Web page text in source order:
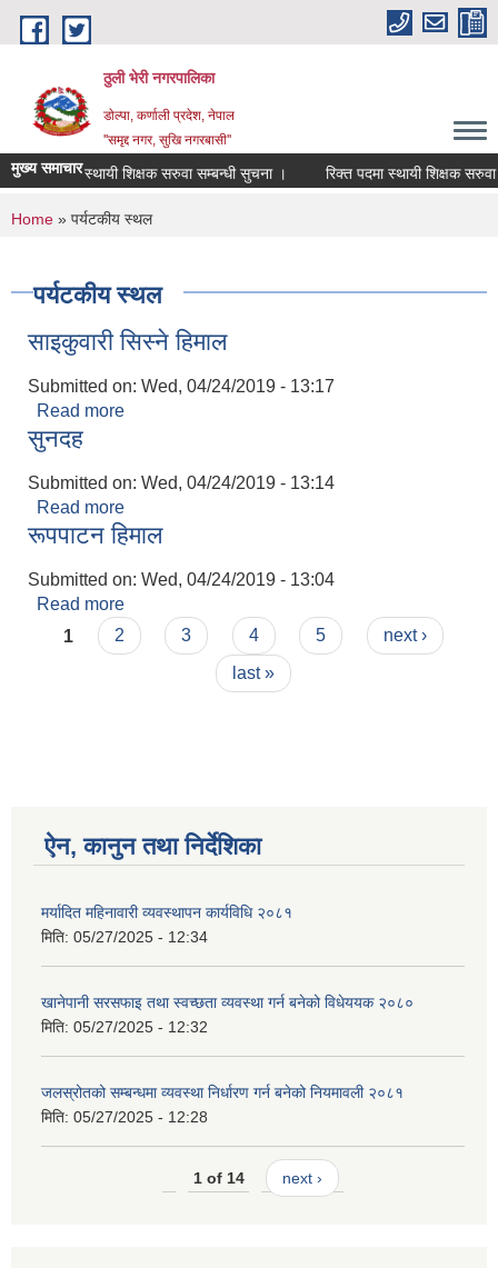
Skip to main content
ठुली भेरी नगरपालिका
डाेल्पा, कर्णाली प्रदेश, नेपाल
''समृद्द नगर, सुखि नगरबासी''
मुख्य समाचार
पदमा स्थायी शिक्षक सरुवा सम्बन्धी सुचना । रिक्त पदमा स्थायी शिक्षक सरुवा
You are here
Home » पर्यटकीय स्थल
पर्यटकीय स्थल
साइकुवारी सिस्ने हिमाल
Submitted on: Wed, 04/24/2019 - 13:17
Read more
सुनदह
Submitted on: Wed, 04/24/2019 - 13:14
Read more
रूपपाटन हिमाल
Submitted on: Wed, 04/24/2019 - 13:04
Read more
Pages
1 2 3 4 5
next ›
last »
ऐन, कानुन तथा निर्देशिका
मर्यादित महिनावारी व्यवस्थापन कार्यविधि २०८१
मिति: 05/27/2025 - 12:34
खानेपानी सरसफाइ तथा स्वच्छता व्यवस्था गर्न बनेको विधेययक २०८०
मिति: 05/27/2025 - 12:32
जलस्रोतको सम्बन्धमा व्यवस्था निर्धारण गर्न बनेको नियमावली २०८१
मिति: 05/27/2025 - 12:28
1 of 14 next ›